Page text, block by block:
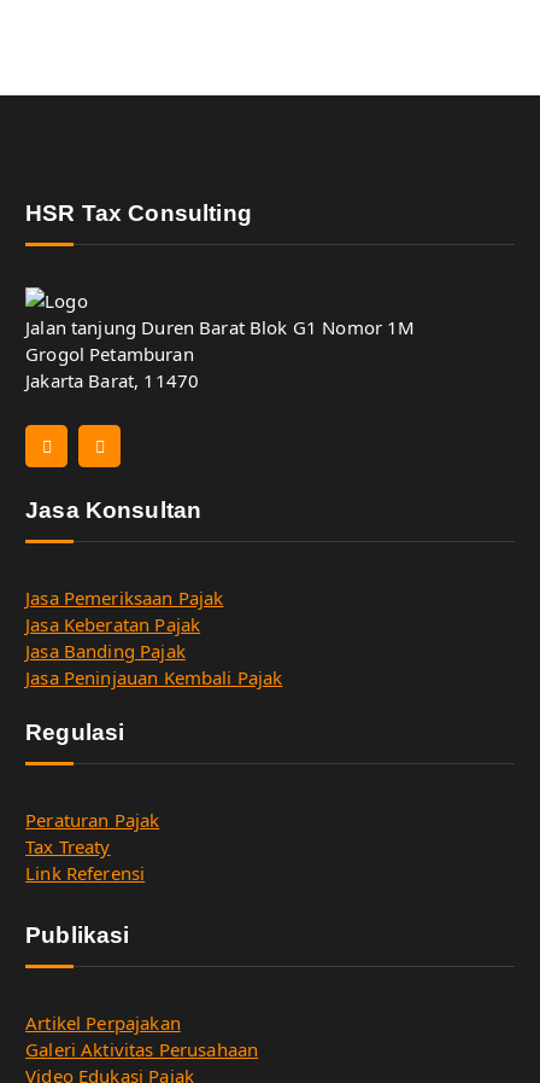
HSR Tax Consulting
Jalan tanjung Duren Barat Blok G1 Nomor 1M
Grogol Petamburan
Jakarta Barat, 11470
Jasa Konsultan
Jasa Pemeriksaan Pajak
Jasa Keberatan Pajak
Jasa Banding Pajak
Jasa Peninjauan Kembali Pajak
Regulasi
Peraturan Pajak
Tax Treaty
Link Referensi
Publikasi
Artikel Perpajakan
Galeri Aktivitas Perusahaan
Video Edukasi Pajak